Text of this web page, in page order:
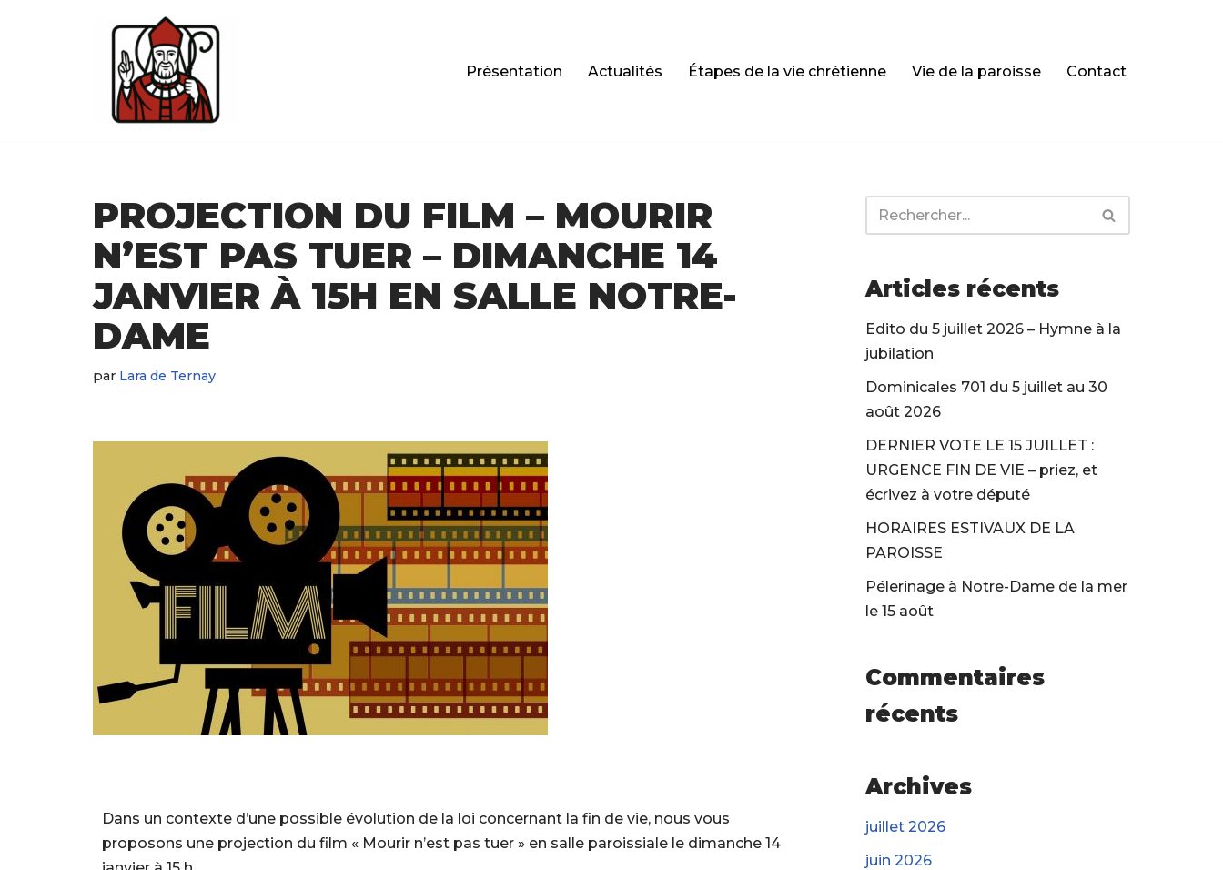
Présentation Actualités Étapes de la vie chrétienne Vie de la paroisse Contact
PROJECTION DU FILM – MOURIR
N’EST PAS TUER – DIMANCHE 14
JANVIER À 15H EN SALLE NOTRE-
DAME
par Lara de Ternay
Dans un contexte d’une possible évolution de la loi concernant la fin de vie, nous vous
proposons une projection du film « Mourir n’est pas tuer » en salle paroissiale le dimanche 14
Articles récents
Edito du 5 juillet 2026 – Hymne à la
jubilation
Dominicales 701 du 5 juillet au 30
août 2026
DERNIER VOTE LE 15 JUILLET :
URGENCE FIN DE VIE – priez, et
écrivez à votre député
HORAIRES ESTIVAUX DE LA
PAROISSE
Pélerinage à Notre-Dame de la mer
le 15 août
Commentaires
récents
Archives
juillet 2026
juin 2026